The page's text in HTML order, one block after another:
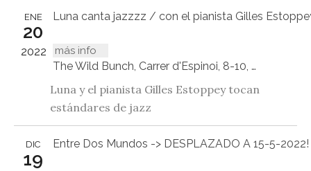
Luna canta jazzzz / con el pianista Gilles
más info
ENE
20
2022
The Wild Bunch, Carrer d'Espinoi, 8-10, local 1, 08023 Barcelona
Luna y el pianista Gilles Estoppey tocan
estándares de jazz
Entre Dos Mundos -> DESPLAZADO A 15-5-2022!
DIC
19